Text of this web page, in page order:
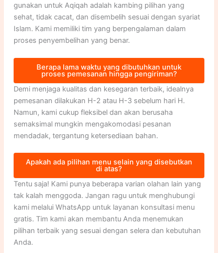
gunakan untuk Aqiqah adalah kambing pilihan yang
sehat, tidak cacat, dan disembelih sesuai dengan syariat
Islam. Kami memiliki tim yang berpengalaman dalam
proses penyembelihan yang benar.
Berapa lama waktu yang dibutuhkan untuk
proses pemesanan hingga pengiriman?
Demi menjaga kualitas dan kesegaran terbaik, idealnya
pemesanan dilakukan H-2 atau H-3 sebelum hari H.
Namun, kami cukup fleksibel dan akan berusaha
semaksimal mungkin mengakomodasi pesanan
mendadak, tergantung ketersediaan bahan.
Apakah ada pilihan menu selain yang disebutkan
di atas?
Tentu saja! Kami punya beberapa varian olahan lain yang
tak kalah menggoda. Jangan ragu untuk menghubungi
kami melalui WhatsApp untuk layanan konsultasi menu
gratis. Tim kami akan membantu Anda menemukan
pilihan terbaik yang sesuai dengan selera dan kebutuhan
Anda.